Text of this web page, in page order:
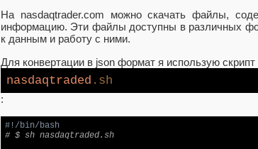
На nasdaqtrader.com можно скачать файлы,
информацию. Эти файлы доступны в различных
к данным и работу с ними.
Для конвертации в json формат я использую скрипт
nasdaqtraded .sh
:
#!/bin/bash
# $ sh nasdaqtraded.sh